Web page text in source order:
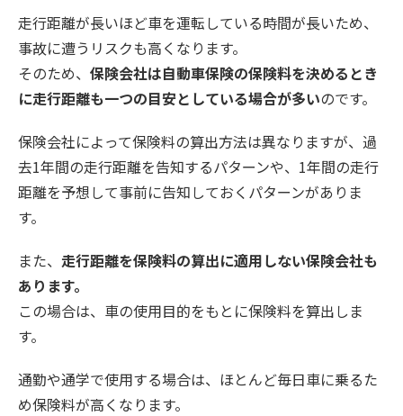
走行距離が長いほど車を運転している時間が長いため、
事故に遭うリスクも高くなります。
そのため、 保険会社は自動車保険の保険料を決めるとき
に走行距離も一つの目安としている場合が多いのです。
保険会社によって保険料の算出方法は異なりますが、過
去1年間の走行距離を告知するパターンや、1年間の走行
距離を予想して事前に告知しておくパターンがありま
す。
また、 走行距離を保険料の算出に適用しない保険会社も
あります。
この場合は、車の使用目的をもとに保険料を算出しま
す。
通勤や通学で使用する場合は、ほとんど毎日車に乗るた
め保険料が高くなります。